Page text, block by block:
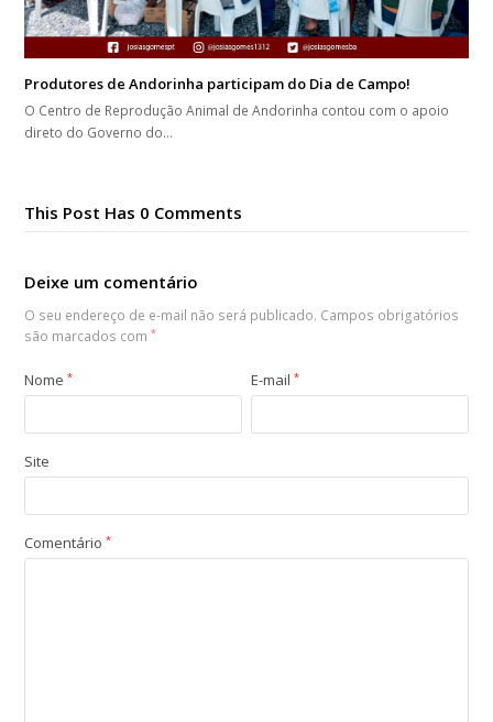
Produtores de Andorinha participam do Dia de Campo!
O Centro de Reprodução Animal de Andorinha contou com o apoio
direto do Governo do…
This Post Has 0 Comments
Deixe um comentário
O seu endereço de e-mail não será publicado. Campos obrigatórios
são marcados com*
Nome* E-mail*
Site
Comentário*